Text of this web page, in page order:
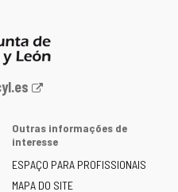
Outras informações de
interesse
ESPAÇO PARA PROFISSIONAIS
MAPA DO SITE